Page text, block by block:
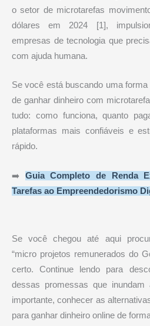
o setor de microtarefas
dólares em 2024 [1],
empresas de tecnologia que
com ajuda humana.
Se você está buscando uma
de ganhar dinheiro com
tudo: como funciona, quanto
plataformas mais confiáveis e
rápido.
➡️ Guia Completo de Renda
Tarefas ao Empreendedorismo
Se você chegou até aqui
“micro projetos remunerados do
certo. Continue lendo para
dessas promessas que
importante, conhecer as
para ganhar dinheiro online de